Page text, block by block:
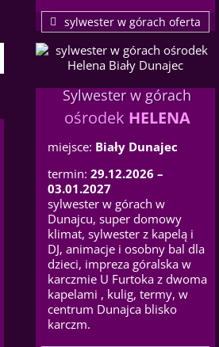
sylwester w górach oferta
Sylwester w górach
ośrodek HELENA
miejsce: Biały Dunajec
termin: 29.12.2026 –
03.01.2027
sylwester w górach w
Dunajcu, super domowy
klimat, sylwester z kapelą i
DJ, animacje i osobny bal dla
dzieci, impreza góralska w
karczmie U Furtoka z dwoma
kapelami , kulig, termy, w
centrum Dunajca blisko
karczm.